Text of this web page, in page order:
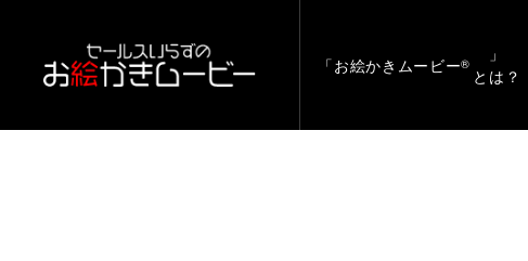
「お絵かきムービー®
」
とは？